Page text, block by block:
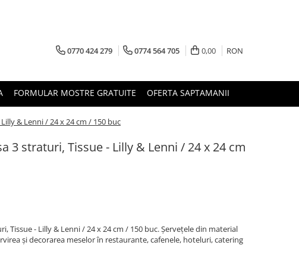
0770 424 279 0774 564 705 0,00 RON
FORMULAR MOSTRE GRATUITE OFERTA SAPTAMANII
& Lenni / 24 x 24 cm / 150 buc
3 straturi, Tissue - Lilly & Lenni / 24 x 24 cm
Tissue - Lilly & Lenni / 24 x 24 cm / 150 buc. Șervețele din material
și decorarea meselor în restaurante, cafenele, hoteluri, catering